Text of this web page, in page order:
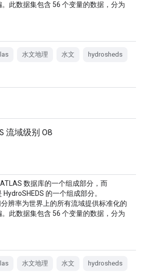
此数据集包含 56 个变量的数据，分为
水文地理 水文 hydrosheds
流域级别 08
数据库的一个组成部分，而
的一个组成部分。
辨率为世界上的所有流域提供标准化的
此数据集包含 56 个变量的数据，分为
水文地理 水文 hydrosheds